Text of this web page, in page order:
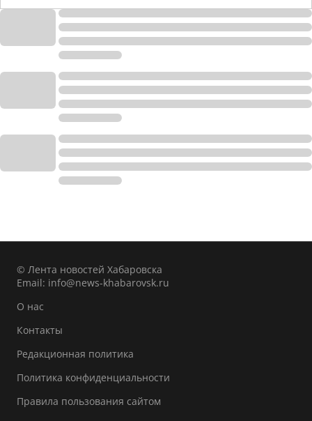
© Лента новостей Хабаровска
Email: info@news-khabarovsk.ru
О нас
Контакты
Редакционная политика
Политика конфиденциальности
Правила пользования сайтом